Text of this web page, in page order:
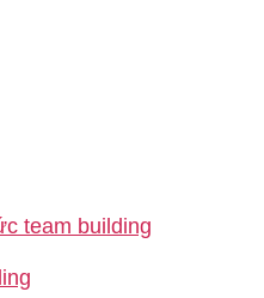
team building